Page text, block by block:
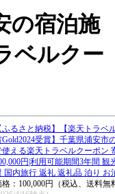
の宿泊施
ベルクー
ふるさと納税】【楽天トラベ
Gold2024受賞】千葉県浦安市
使える楽天トラベルクーポン
円|利用可能期間3年間 観
国内旅行 返礼 返礼品 泊り お
格：100,000円（税込、送料無